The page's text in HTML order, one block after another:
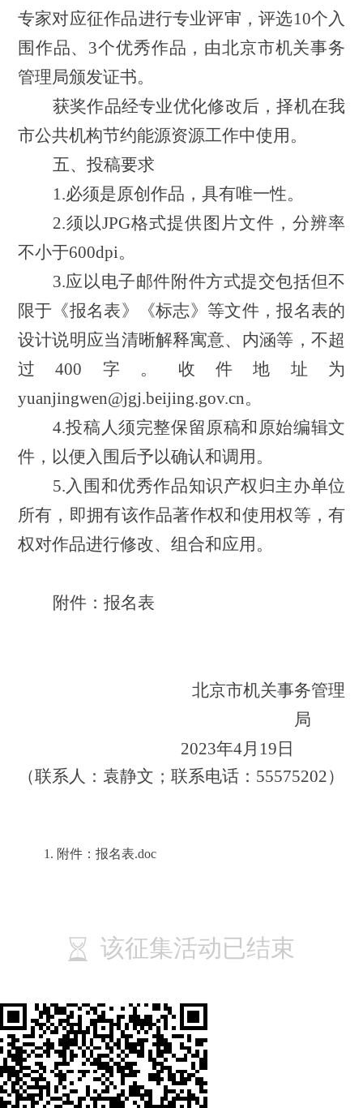
专家对应征作品进行专业评审，评选10个入
围作品、3个优秀作品，由北京市机关事务
管理局颁发证书。
获奖作品经专业优化修改后，择机在我
市公共机构节约能源资源工作中使用。
五、投稿要求
1.必须是原创作品，具有唯一性。
2.须以JPG格式提供图片文件，分辨率
不小于600dpi。
3.应以电子邮件附件方式提交包括但不
限于《报名表》《标志》等文件，报名表的
设计说明应当清晰解释寓意、内涵等，不超
过400字。收件地址为
yuanjingwen@jgj.beijing.gov.cn。
4.投稿人须完整保留原稿和原始编辑文
件，以便入围后予以确认和调用。
5.入围和优秀作品知识产权归主办单位
所有，即拥有该作品著作权和使用权等，有
权对作品进行修改、组合和应用。
附件：报名表
北京市机关事务管理
局
2023年4月19 日
（联系人：袁静文；联系电话： 55575202）
1. 附件：报名表.doc
该征集活动已结束